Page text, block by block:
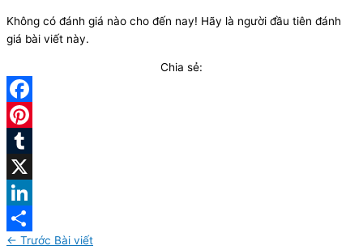
Không có đánh giá nào cho đến nay! Hãy là người đầu tiên đánh
giá bài viết này.
Chia sẻ:
← Trước Bài viết